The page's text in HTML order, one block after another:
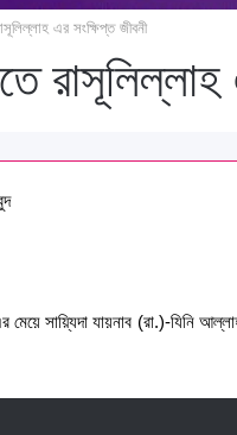
এর সংক্ষিপ্ত জীবনী
মেয়ে সায়্যিদা যায়নাব (রা.)-যিনি